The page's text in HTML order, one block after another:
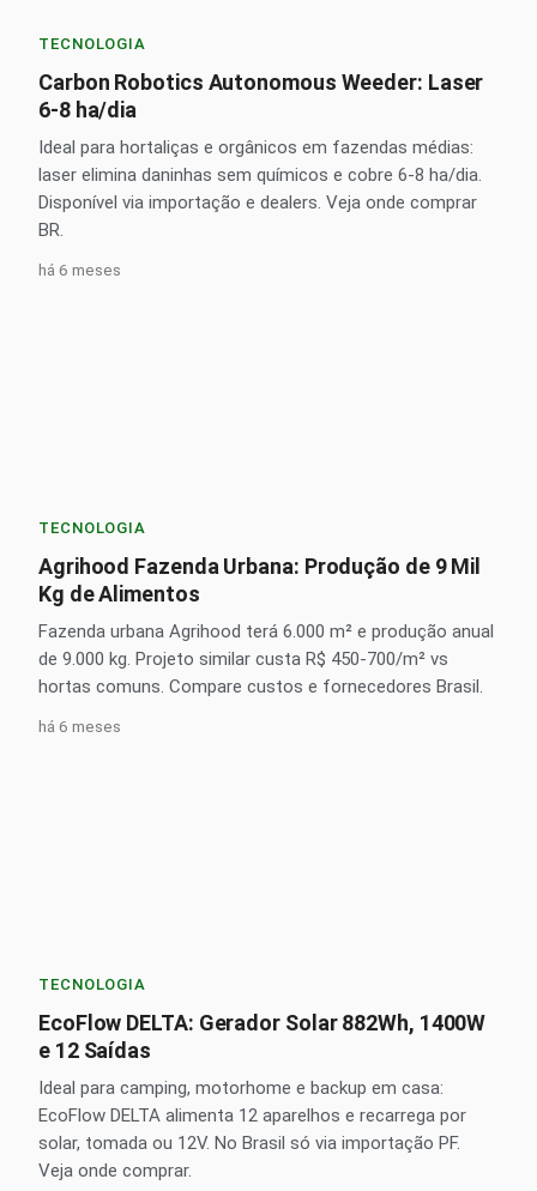
TECNOLOGIA
Carbon Robotics Autonomous Weeder: Laser
6-8 ha/dia
Ideal para hortaliças e orgânicos em fazendas médias:
laser elimina daninhas sem químicos e cobre 6-8 ha/dia.
Disponível via importação e dealers. Veja onde comprar
BR.
há 6 meses
TECNOLOGIA
Agrihood Fazenda Urbana: Produção de 9 Mil
Kg de Alimentos
Fazenda urbana Agrihood terá 6.000 m² e produção anual
de 9.000 kg. Projeto similar custa R$ 450-700/m² vs
hortas comuns. Compare custos e fornecedores Brasil.
há 6 meses
TECNOLOGIA
EcoFlow DELTA: Gerador Solar 882Wh, 1400W
e 12 Saídas
Ideal para camping, motorhome e backup em casa:
EcoFlow DELTA alimenta 12 aparelhos e recarrega por
solar, tomada ou 12V. No Brasil só via importação PF.
Veja onde comprar.